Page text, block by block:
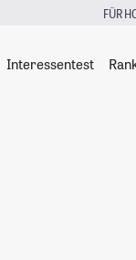
FÜR
Interessentest